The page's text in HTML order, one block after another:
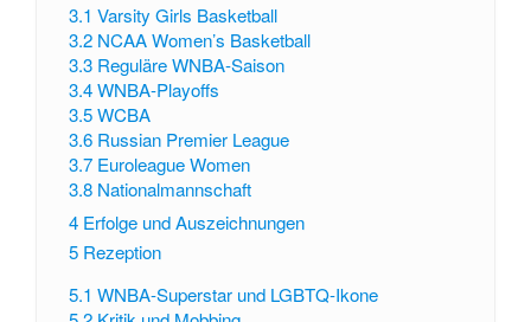
3.1 Varsity Girls Basketball
3.2 NCAA Women’s Basketball
3.3 Reguläre WNBA-Saison
3.4WNBA-Playoffs
3.5WCBA
3.6 Russian Premier League
3.7 Euroleague Women
3.8 Nationalmannschaft
4 Erfolge und Auszeichnungen
5 Rezeption
5.1 WNBA-Superstar und LGBTQ-Ikone